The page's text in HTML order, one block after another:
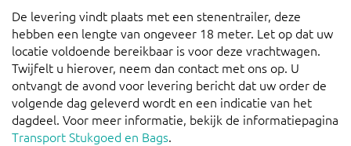
De levering vindt plaats met een stenentrailer, deze
hebben een lengte van ongeveer 18 meter. Let op dat uw
locatie voldoende bereikbaar is voor deze vrachtwagen.
Twijfelt u hierover, neem dan contact met ons op. U
ontvangt de avond voor levering bericht dat uw order de
volgende dag geleverd wordt en een indicatie van het
dagdeel. Voor meer informatie, bekijk de informatiepagina
Transport Stukgoed en Bags.